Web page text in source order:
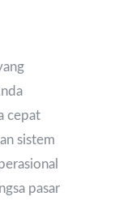
cepat
sistem
pasar